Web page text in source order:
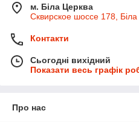
м. Біла Церква
Сквирское шоссе 178,
Контакти
Сьогодні вихідний
Показати весь графік
Про нас